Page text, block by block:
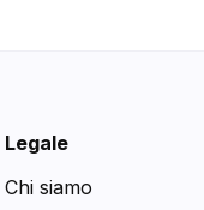
Legale
Chi siamo